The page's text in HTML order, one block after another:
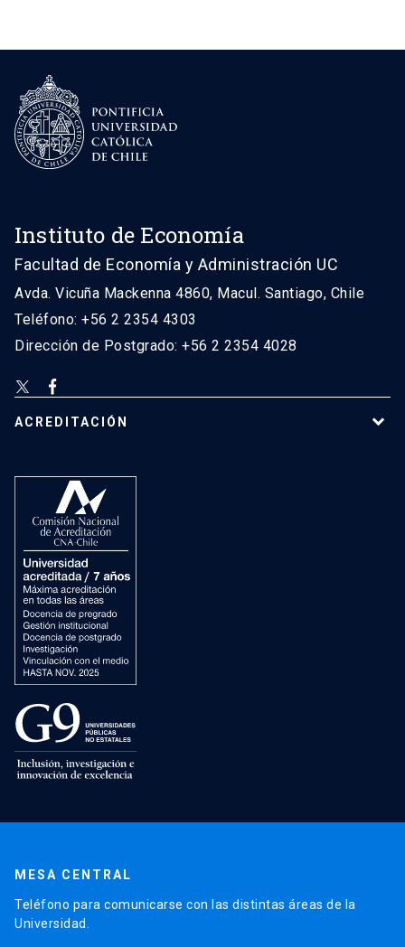
Instituto de Economía
Facultad de Economía y Administración UC
Avda. Vicuña Mackenna 4860, Macul. Santiago, Chile
Teléfono: +56 2 2354 4303
Dirección de Postgrado: +56 2 2354 4028
ACREDITACIÓN
MESA CENTRAL
Teléfono para comunicarse con las distintas áreas de la
Universidad.